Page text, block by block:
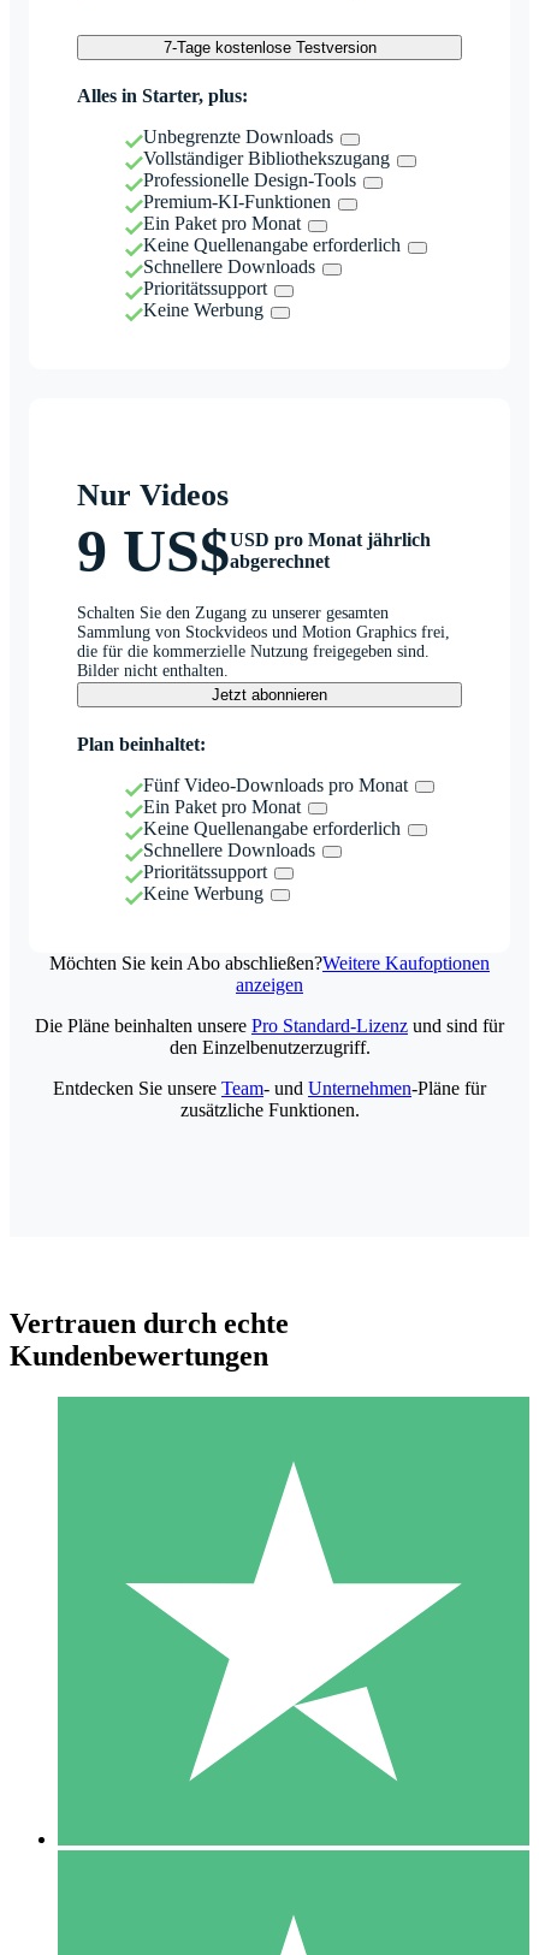
7-Tage kostenlose Testversion
Alles in Starter, plus:
Unbegrenzte Downloads
Vollständiger Bibliothekszugang
Professionelle Design-Tools
Premium-KI-Funktionen
Ein Paket pro Monat
Keine Quellenangabe erforderlich
Schnellere Downloads
Prioritätssupport
Keine Werbung
Nur Videos
9 US$USD pro Monat jährlich
abgerechnet
Schalten Sie den Zugang zu unserer gesamten
Sammlung von Stockvideos und Motion Graphics frei,
die für die kommerzielle Nutzung freigegeben sind.
Bilder nicht enthalten.
Jetzt abonnieren
Plan beinhaltet:
Fünf Video-Downloads pro Monat
Ein Paket pro Monat
Keine Quellenangabe erforderlich
Schnellere Downloads
Prioritätssupport
Keine Werbung
Möchten Sie kein Abo abschließen?Weitere Kaufoptionen
anzeigen
Individuelle Credit-Pakete
Zahlen Sie nach Bedarf mit Download-Credits. Keine
monatliche Verpflichtung erforderlich.
10 00
10 Downloads
Die Pläne beinhalten unsere Pro Standard-Lizenz und sind für
den Einzelbenutzerzugriff.
Entdecken Sie unsere Team- und Unternehmen-Pläne für
zusätzliche Funktionen.
Vertrauen durch echte
Kundenbewertungen